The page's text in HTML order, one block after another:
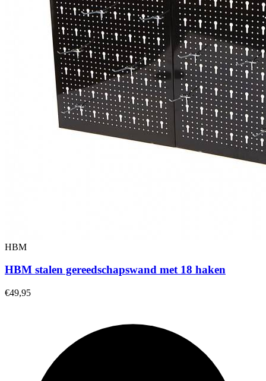
HBM
HBM stalen gereedschapswand met 18 haken
€49,95